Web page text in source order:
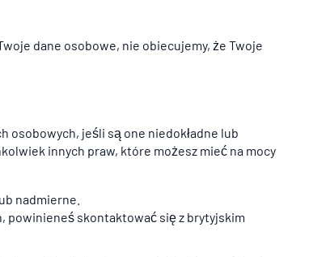
dane osobowe, nie obiecujemy, że Twoje
osobowych, jeśli są one niedokładne lub
innych praw, które możesz mieć na mocy
nadmierne.
powinieneś skontaktować się z brytyjskim